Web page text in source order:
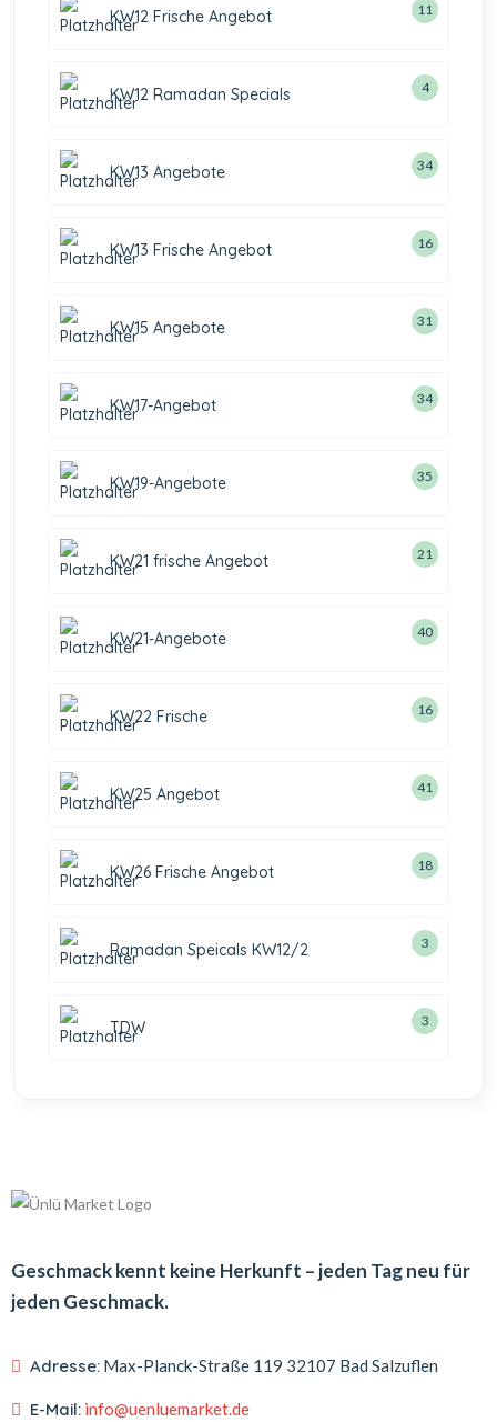
KW12 Frische Angebot 11
KW12 Ramadan Specials 4
KW13 Angebote 34
KW13 Frische Angebot 16
KW15 Angebote 31
KW17-Angebot 34
KW19-Angebote 35
KW21 frische Angebot 21
KW21-Angebote 40
KW22 Frische 16
KW25 Angebot 41
KW26 Frische Angebot 18
Ramadan Speicals KW12/2 3
TDW 3
Geschmack kennt keine Herkunft – jeden Tag neu für
jeden Geschmack.
Adresse: Max-Planck-Straße 119 32107 Bad Salzuflen
E-Mail: info@uenluemarket.de